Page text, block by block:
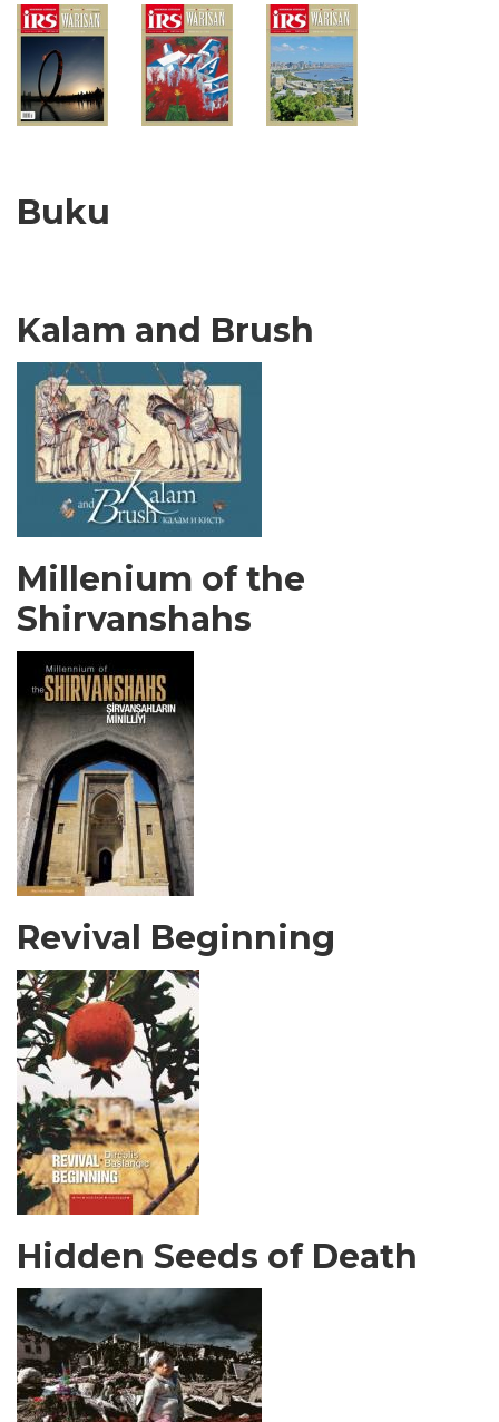
Buku
Kalam and Brush
Millenium of the
Shirvanshahs
Revival Beginning
Hidden Seeds of Death